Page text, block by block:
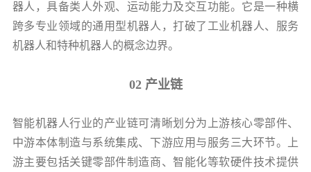
器人，具备类人外观、运动能力及交互功能。它是一种横
跨多专业领域的通用型机器人，打破了工业机器人、服务
机器人和特种机器人的概念边界。
02 产业链
智能机器人行业的产业链可清晰划分为上游核心零部件、
中游本体制造与系统集成、下游应用与服务三大环节。上
游主要包括关键零部件制造商、智能化等软硬件技术提供